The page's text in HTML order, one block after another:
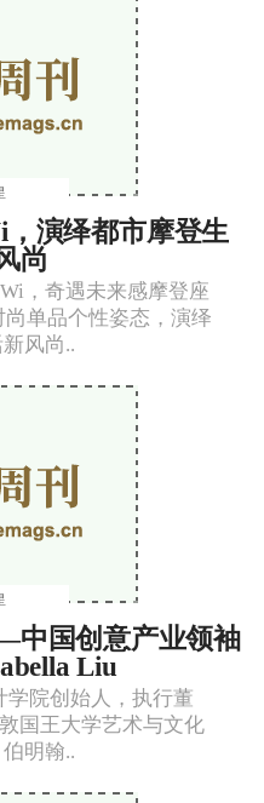
演绎都市摩登生
尚
，奇遇未来感摩登座
单品个性姿态，演绎
风尚..
国创意产业领袖
Liu
学院创始人，执行董
国王大学艺术与文化
明翰..